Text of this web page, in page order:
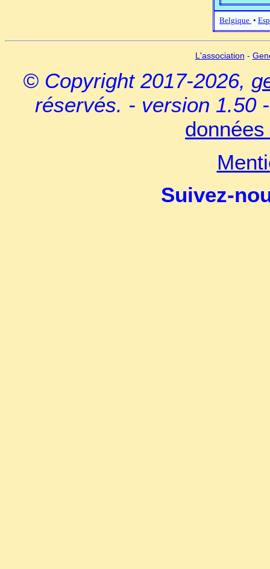
Belgique •
L'association -
© Copyright 2017-2026,
réservés. - version 1.50
Suivez-